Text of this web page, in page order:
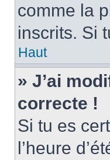
comme la
inscrits. Si
Haut
» J’ai
correcte !
Si tu es
l’heure